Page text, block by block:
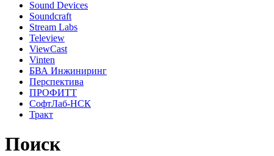
Sound Devices
Soundcraft
Stream Labs
Teleview
ViewCast
Vinten
БВА Инжиниринг
Перспектива
ПРОФИТТ
СофтЛаб-НСК
Тракт
Поиск